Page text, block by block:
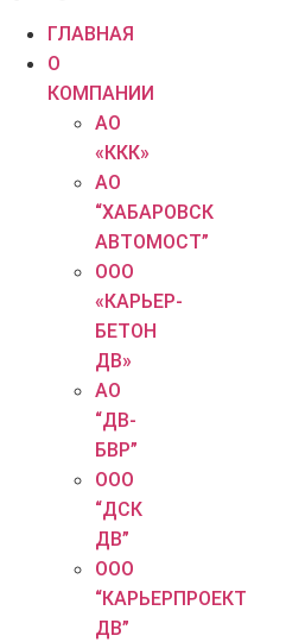
ГЛАВНАЯ
О
КОМПАНИИ
АО
«ККК»
АО
“ХАБАРОВСК
АВТОМОСТ”
ООО
«КАРЬЕР-
БЕТОН
ДВ»
АО
“ДВ-
БВР”
ООО
“ДСК
ДВ”
ООО
“КАРЬЕРПРОЕКТ
ДВ”